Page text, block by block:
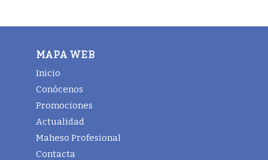
MAPA WEB
Inicio
Conócenos
Promociones
Actualidad
Maheso Profesional
Contacta